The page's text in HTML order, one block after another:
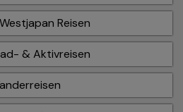
Reisen
& Aktivreisen